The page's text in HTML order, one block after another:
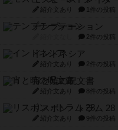
紹介文あり 1件の投稿
テンプテーション
2件の投稿
インドネシア
紹介文あり 2件の投稿
宵と暁の呪文書
紹介文あり 8件の投稿
リスボン・トラム 28
紹介文あり 9件の投稿